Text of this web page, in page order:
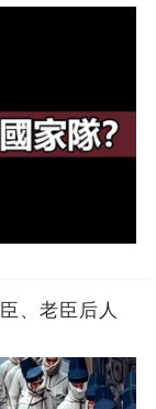
、老臣后人